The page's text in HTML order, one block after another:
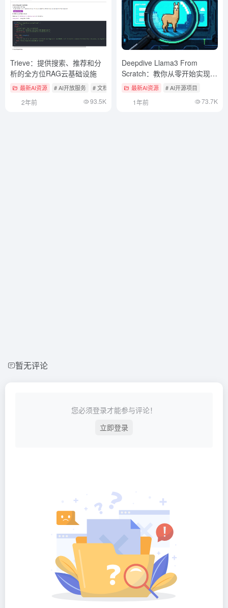
Trieve：提供搜索、推荐和分
析的全方位RAG云基础设施
最新AI资源 # AI开放服务 # 文档提取与清洗
2年前 93.5K
Deepdive Llama3 From
Scratch：教你从零开始实现
Llama3模型
最新AI资源 # AI开源项目
1年前 73.7K
暂无评论
您必须登录才能参与评论！
立即登录